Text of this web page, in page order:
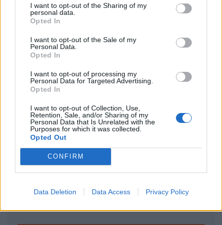
I want to opt-out of the Sharing of my
personal data.
Opted In
I want to opt-out of the Sale of my
Personal Data.
Opted In
I want to opt-out of processing my
Personal Data for Targeted Advertising.
Opted In
I want to opt-out of Collection, Use,
Retention, Sale, and/or Sharing of my
Personal Data that Is Unrelated with the
Purposes for which it was collected.
Opted Out
CONFIRM
Data Deletion Data Access Privacy Policy
szigorodni fognak.
itt az on the other hand, a portfolio vélemény rovata. A
cikkek a szerzők véleményét tükrözik, amelyek nem
álláspontjával. Ha hozzászólna...
KEDVES OLVASÓNK!
A keresett cikk a portfolio.hu hírarchívumához
tartozik, melynek olvasása előfizetéses
regisztrációhoz kötött.
Az előfizetés a következőket tartalmazza:
Kötéslisták: BÉT elmúlt 2 év napon belüli
kötéslistái